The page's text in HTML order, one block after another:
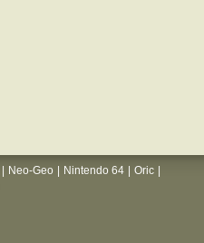
Neo-Geo Nintendo 64 Oric